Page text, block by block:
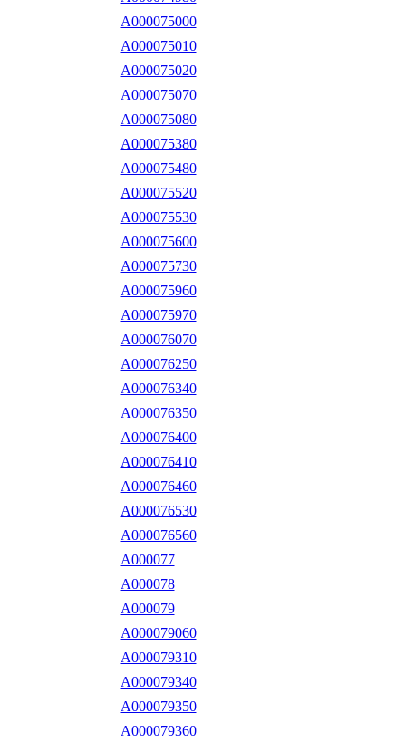
A000075000
A000075010
A000075020
A000075070
A000075080
A000075380
A000075480
A000075520
A000075530
A000075600
A000075730
A000075960
A000075970
A000076070
A000076250
A000076340
A000076350
A000076400
A000076410
A000076460
A000076530
A000076560
A000077
A000078
A000079
A000079060
A000079310
A000079340
A000079350
A000079360